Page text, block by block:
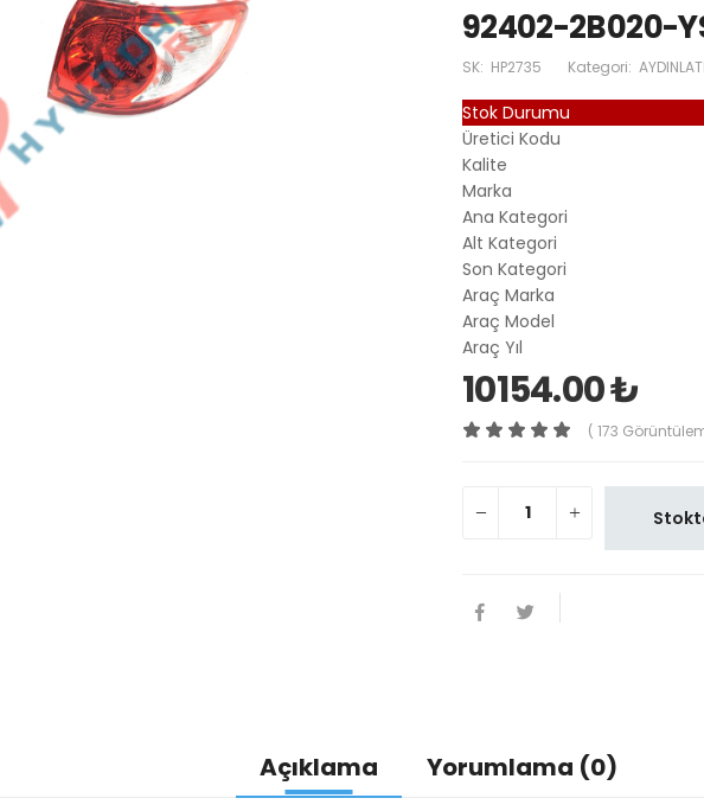
92402-2B020-
SK: HP2735 Kategori:
Stok Durumu
Üretici Kodu
Kalite
Marka
Ana Kategori
Alt Kategori
Son Kategori
Araç Marka
Araç Model
Araç Yıl
10154.00 ₺
( 173
Açıklama Yorumlama (0)